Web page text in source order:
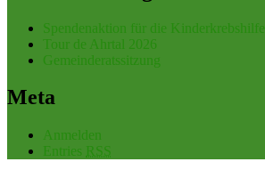
Spendenaktion für die Kinderkrebshilfe
Tour de Ahrtal 2026
Gemeinderatssitzung
Meta
Anmelden
Entries RSS